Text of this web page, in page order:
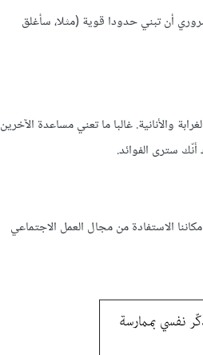
أن تبني حدودا قوية (مثلا، سأغلق
والأنانية. غالبا ما تعني مساعدة الآخرين
سترى الفوائد.
الاستفادة من مجال العمل الاجتماعي